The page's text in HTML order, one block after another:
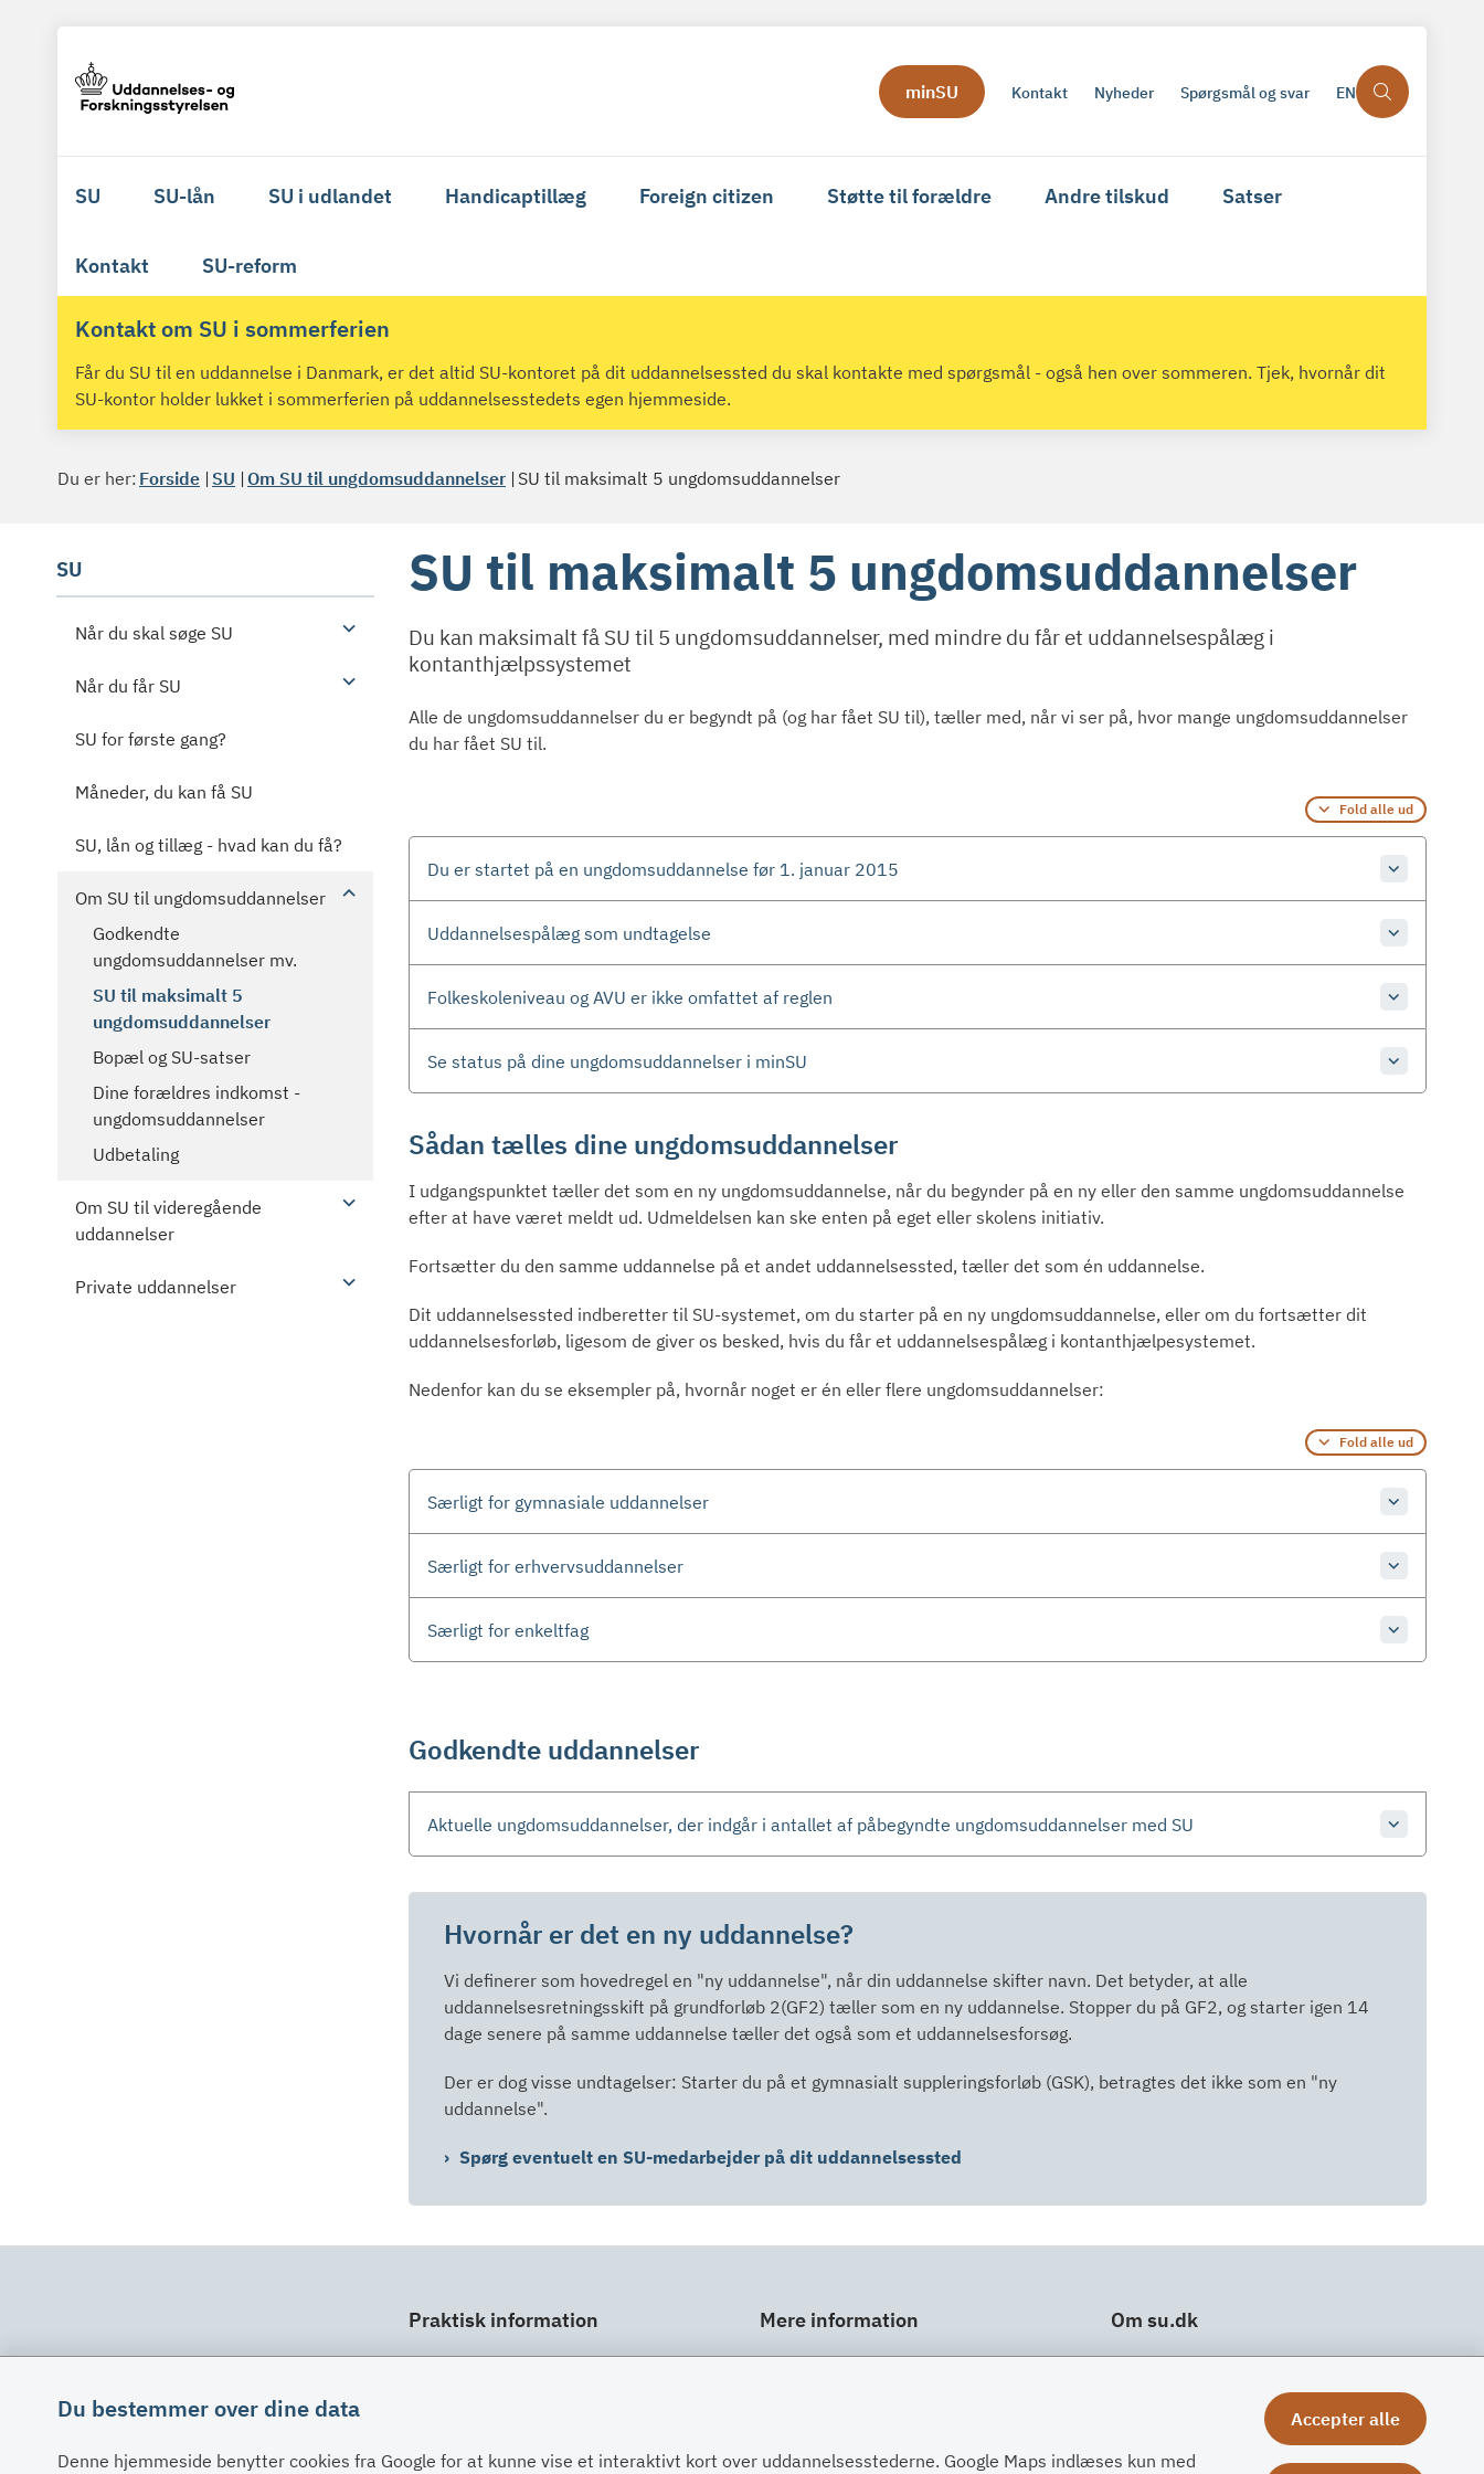
minSU Kontakt Nyheder Spørgsmål og svar EN
SU SU-lån SU i udlandet Handicaptillæg Foreign citizen Støtte til forældre Andre tilskud Satser
Kontakt SU-reform
Kontakt om SU i sommerferien
Får du SU til en uddannelse i Danmark, er det altid SU-kontoret på dit uddannelsessted du skal kontakte med spørgsmål - også hen over sommeren. Tjek, hvornår dit
SU-kontor holder lukket i sommerferien på uddannelsesstedets egen hjemmeside.
Du er her: Forside SU Om SU til ungdomsuddannelser SU til maksimalt 5 ungdomsuddannelser
SU
Når du skal søge SU
Når du får SU
SU for første gang?
Måneder, du kan få SU
SU, lån og tillæg - hvad kan du få?
Om SU til ungdomsuddannelser
Godkendte
ungdomsuddannelser mv.
SU til maksimalt 5
ungdomsuddannelser
Bopæl og SU-satser
Dine forældres indkomst -
ungdomsuddannelser
Udbetaling
Om SU til videregående
uddannelser
Private uddannelser
SU til maksimalt 5 ungdomsuddannelser
Du kan maksimalt få SU til 5 ungdomsuddannelser, med mindre du får et uddannelsespålæg i
kontanthjælpssystemet
Alle de ungdomsuddannelser du er begyndt på (og har fået SU til), tæller med, når vi ser på, hvor mange ungdomsuddannelser
du har fået SU til.
Fold alle ud
Du er startet på en ungdomsuddannelse før 1. januar 2015
Uddannelsespålæg som undtagelse
Folkeskoleniveau og AVU er ikke omfattet af reglen
Se status på dine ungdomsuddannelser i minSU
Sådan tælles dine ungdomsuddannelser
I udgangspunktet tæller det som en ny ungdomsuddannelse, når du begynder på en ny eller den samme ungdomsuddannelse
efter at have været meldt ud. Udmeldelsen kan ske enten på eget eller skolens initiativ.
Fortsætter du den samme uddannelse på et andet uddannelsessted, tæller det som én uddannelse.
Dit uddannelsessted indberetter til SU-systemet, om du starter på en ny ungdomsuddannelse, eller om du fortsætter dit
uddannelsesforløb, ligesom de giver os besked, hvis du får et uddannelsespålæg i kontanthjælpesystemet.
Nedenfor kan du se eksempler på, hvornår noget er én eller flere ungdomsuddannelser:
Fold alle ud
Særligt for gymnasiale uddannelser
Særligt for erhvervsuddannelser
Særligt for enkeltfag
Godkendte uddannelser
Aktuelle ungdomsuddannelser, der indgår i antallet af påbegyndte ungdomsuddannelser med SU
Hvornår er det en ny uddannelse?
Vi definerer som hovedregel en "ny uddannelse", når din uddannelse skifter navn. Det betyder, at alle
uddannelsesretningsskift på grundforløb 2(GF2) tæller som en ny uddannelse. Stopper du på GF2, og starter igen 14
dage senere på samme uddannelse tæller det også som et uddannelsesforsøg.
Der er dog visse undtagelser: Starter du på et gymnasialt suppleringsforløb (GSK), betragtes det ikke som en "ny
uddannelse".
Spørg eventuelt en SU-medarbejder på dit uddannelsessted
Praktisk information
Dit ansvar
Mere information
Links
Om su.dk
Tilgængelighedserklæring
Du bestemmer over dine data
Denne hjemmeside benytter cookies fra Google for at kunne vise et interaktivt kort over uddannelsesstederne. Google Maps indlæses kun med
Accepter alle